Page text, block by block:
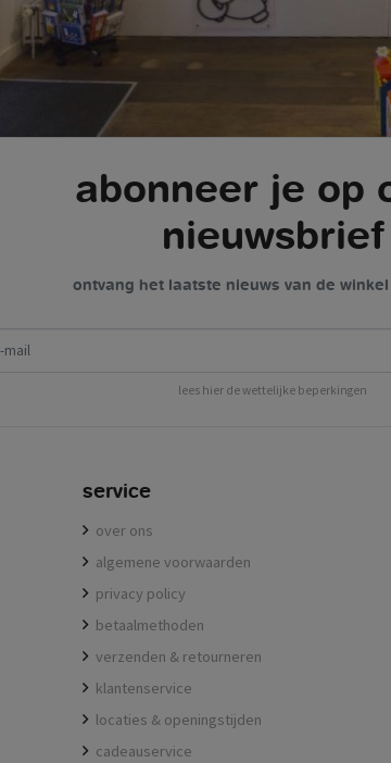
abonneer je op
nieuwsbrief
ontvang het laatste nieuws van de
lees hier de wettelijke beperkingen
service
over ons
algemene voorwaarden
privacy policy
betaalmethoden
verzenden & retourneren
klantenservice
locaties & openingstijden
cadeauservice